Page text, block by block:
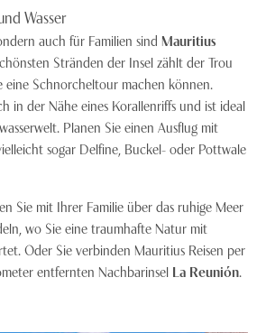
Wasser
auch für Familien sind Mauritius
Stränden der Insel zählt der Trou
eine Schnorcheltour machen können.
in der Nähe eines Korallenriffs und ist ideal
Planen Sie einen Ausflug mit
sogar Delfine, Buckel- oder Pottwale
Sie mit Ihrer Familie über das ruhige Meer
wo Sie eine traumhafte Natur mit
Oder Sie verbinden Mauritius Reisen per
entfernten Nachbarinsel La Reunión.